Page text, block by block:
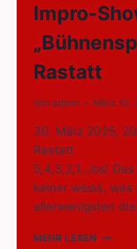
Impro-
Rastatt
Von admin März 10,
30. März 2025,
Rastatt
5,4,3,2,1…los!
keiner weiss,
allerwenigsten
MEHR LESEN IMPRO-